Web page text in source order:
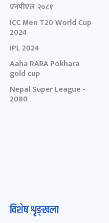
एनपीएल २०८१
ICC Men T20 World Cup
2024
IPL 2024
Aaha RARA Pokhara
gold cup
Nepal Super League -
2080
विशेष शृङ्खला